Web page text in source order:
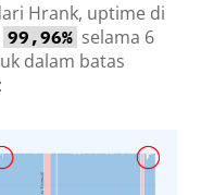
Hrank, uptime di
99,96% selama 6
dalam batas